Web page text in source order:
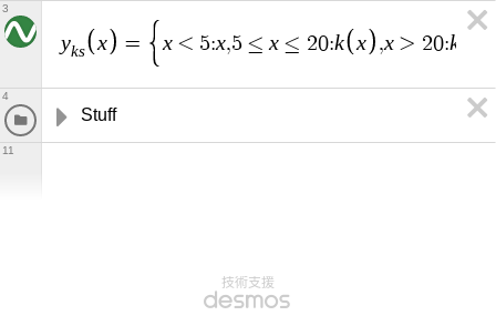
yks x = x < 5:x,5 ≤ x ≤ 20:k x ,x > 20:k
3
Stuff
4
11
技術支援